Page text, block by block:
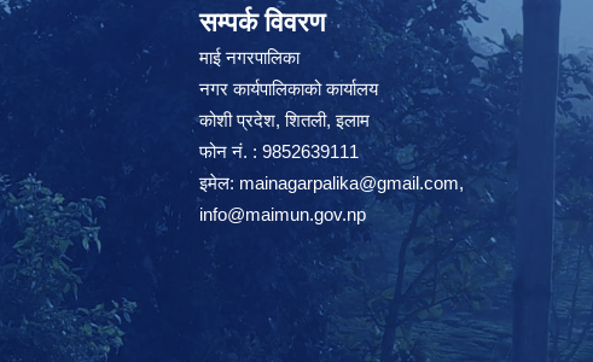
सम्पर्क विवरण
माई नगरपालिका
नगर कार्यपालिकाको कार्यालय
कोशी प्रदेश, शितली, इलाम
फोन नं. : 9852639111
इमेल: mainagarpalika@gmail.com,
info@maimun.gov.np